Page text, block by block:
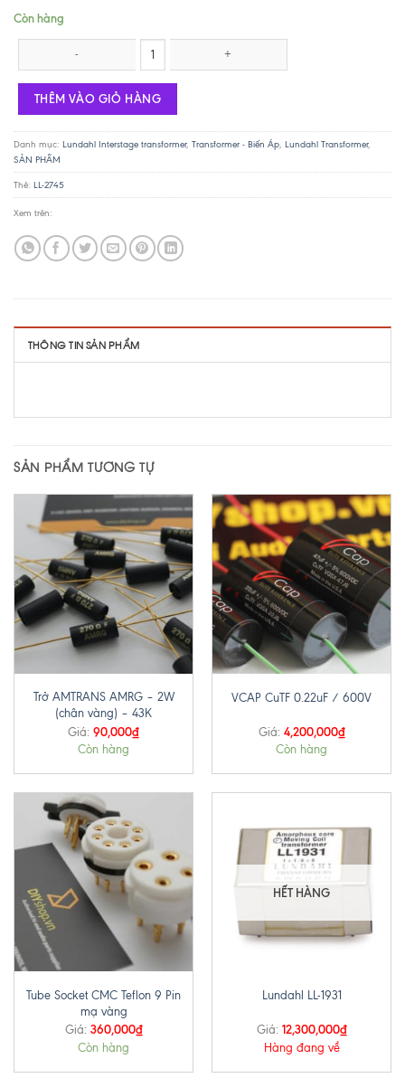
Còn hàng
THÊM VÀO GIỎ HÀNG
Danh mục: Lundahl Interstage transformer, Transformer - Biến Áp, Lundahl Transformer,
SẢN PHẨM
Thẻ: LL-2745
Xem trên:
THÔNG TIN SẢN PHẨM
SẢN PHẨM TƯƠNG TỰ
Trở AMTRANS AMRG – 2W
(chân vàng) – 43K
Giá: 90,000₫
Còn hàng
VCAP CuTF 0.22uF / 600V
Giá: 4,200,000₫
Còn hàng
Tube Socket CMC Teflon 9 Pin
mạ vàng
Giá: 360,000₫
Còn hàng
HẾT HÀNG
Lundahl LL-1931
Giá: 12,300,000₫
Hàng đang về